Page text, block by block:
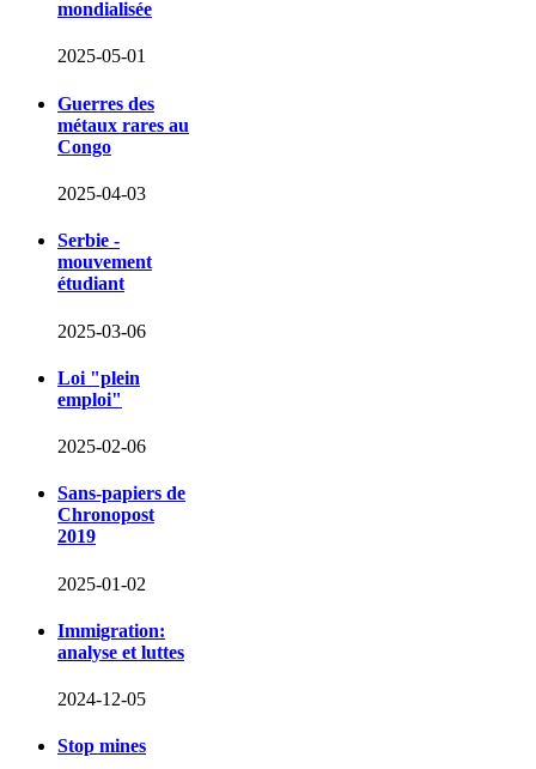
mondialisée
2025-05-01
Guerres des
métaux rares au
Congo
2025-04-03
Serbie -
mouvement
étudiant
2025-03-06
Loi "plein
emploi"
2025-02-06
Sans-papiers de
Chronopost
2019
2025-01-02
Immigration:
analyse et luttes
2024-12-05
Stop mines